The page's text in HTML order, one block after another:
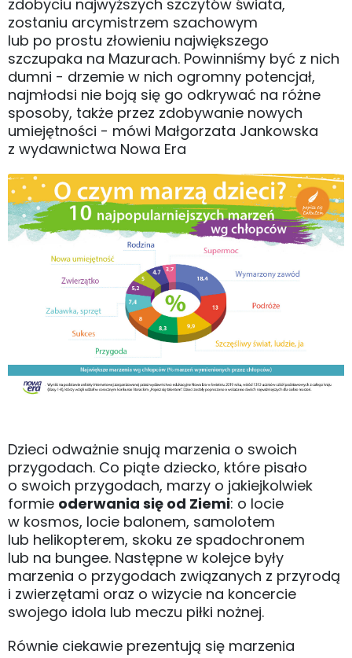
zdobyciu najwyższych szczytów świata,
zostaniu arcymistrzem szachowym
lub po prostu złowieniu największego
szczupaka na Mazurach. Powinniśmy być z nich
dumni - drzemie w nich ogromny potencjał,
najmłodsi nie boją się go odkrywać na różne
sposoby, także przez zdobywanie nowych
umiejętności - mówi Małgorzata Jankowska
z wydawnictwa Nowa Era
Dzieci odważnie snują marzenia o swoich
przygodach. Co piąte dziecko, które pisało
o swoich przygodach, marzy o jakiejkolwiek
formie oderwania się od Ziemi: o locie
w kosmos, locie balonem, samolotem
lub helikopterem, skoku ze spadochronem
lub na bungee. Następne w kolejce były
marzenia o przygodach związanych z przyrodą
i zwierzętami oraz o wizycie na koncercie
swojego idola lub meczu piłki nożnej.
Równie ciekawie prezentują się marzenia